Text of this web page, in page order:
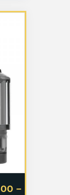
2 avis
–